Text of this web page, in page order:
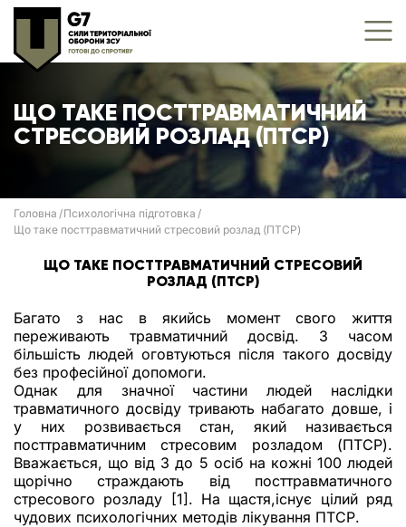
ЩО ТАКЕ ПОСТТРАВМАТИЧНИЙ
СТРЕСОВИЙ РОЗЛАД (ПТСР)
Головна Психологічна підготовка
Що таке посттравматичний стресовий розлад (ПТСР)
ЩО ТАКЕ ПОСТТРАВМАТИЧНИЙ СТРЕСОВИЙ
РОЗЛАД (ПТСР)
Багато з нас в якийсь момент свого життя
переживають травматичний досвід. З часом
більшість людей оговтуються після такого досвіду
без професійної допомоги.
Однак для значної частини людей наслідки
травматичного досвіду тривають набагато довше, і
у них розвивається стан, який називається
посттравматичним стресовим розладом (ПТСР).
Вважається, що від 3 до 5 осіб на кожні 100 людей
щорічно страждають від посттравматичного
стресового розладу [1]. На щастя,існує цілий ряд
чудових психологічних методів лікування ПТСР.